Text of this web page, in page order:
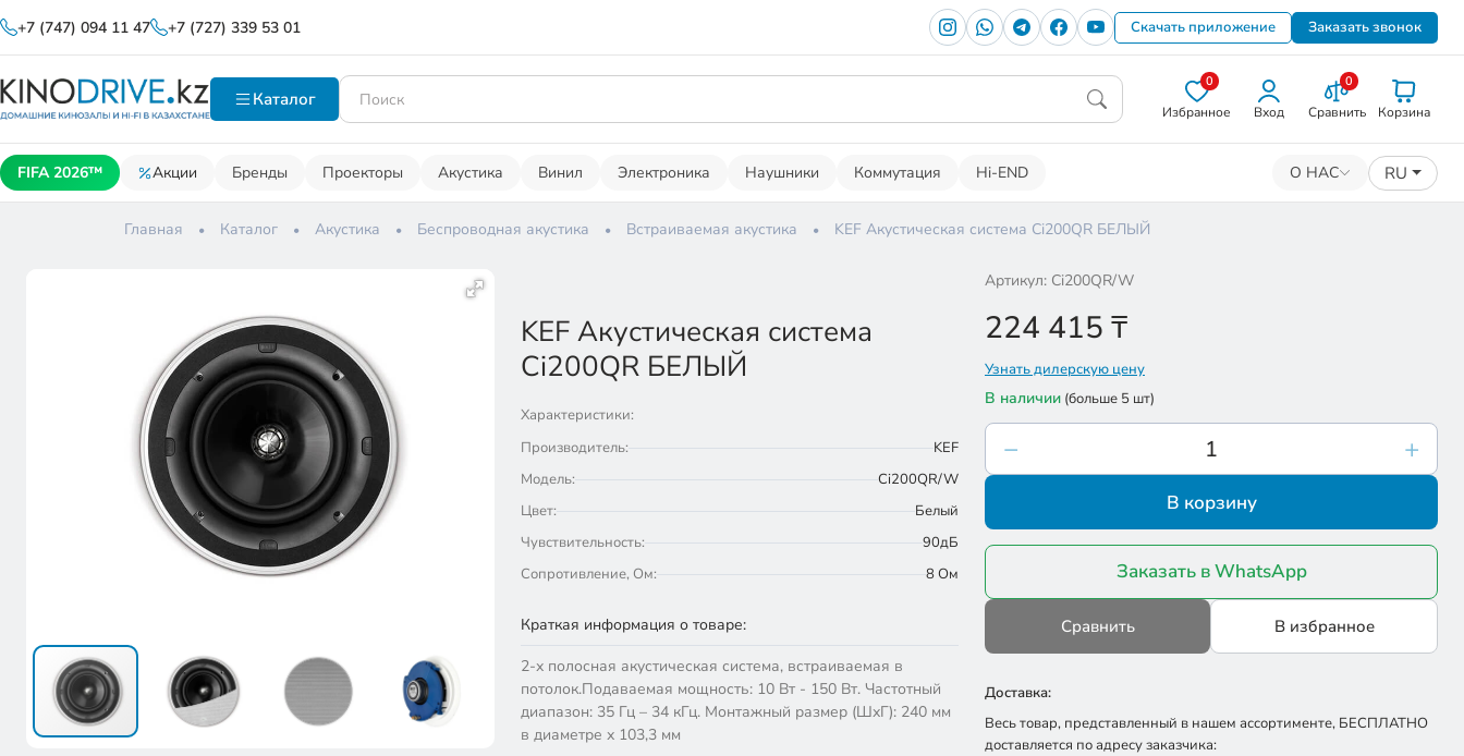
+7 (747) 094 11 47 +7 (727) 339 53 01 Скачать приложение Заказать звонок
Каталог
0
Избранное Вход
0
Сравнить Корзина
FIFA 2026™ Акции Бренды Проекторы Акустика Винил Электроника Наушники Коммутация Hi-END О НАС RU
Главная Каталог Акустика Беспроводная акустика Встраиваемая акустика KEF Акустическая система Ci200QR БЕЛЫЙ
KEF Акустическая система
Ci200QR БЕЛЫЙ
Характеристики:
Производитель:
KEF
Модель:
Ci200QR/W
Цвет:
Белый
Чувствительность:
90дБ
Сопротивление, Ом:
8 Ом
Краткая информация о товаре:
2-х полосная акустическая система, встраиваемая в
потолок.Подаваемая мощность: 10 Вт - 150 Вт. Частотный
диапазон: 35 Гц – 34 кГц. Монтажный размер (ШхГ): 240 мм
в диаметре х 103,3 мм
Артикул: Ci200QR/W
224 415 ₸
Узнать дилерскую цену
В наличии (больше 5 шт)
В корзину
Заказать в WhatsApp
Сравнить В избранное
Доставка:
Весь товар, представленный в нашем ассортименте, БЕСПЛАТНО
доставляется по адресу заказчика: